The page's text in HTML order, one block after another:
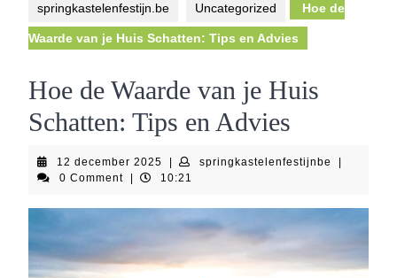
springkastelenfestijn.be Uncategorized Hoe de
Waarde van je Huis Schatten: Tips en Advies
Hoe de Waarde van je Huis
Schatten: Tips en Advies
12 december 2025 12
december
springkastelenfestijnbe
0 Comment
10:21